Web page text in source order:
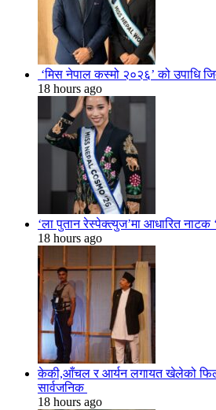
‘मिस नेपाल कस्मो २०२६’ को उपाधि
18 hours ago
‘ला पुतान रेस्पेक्त्युज’मा आधारित नाटक
18 hours ago
केकी,आँचल र आर्यन लगायत खेलेको
सार्वजनिक
18 hours ago